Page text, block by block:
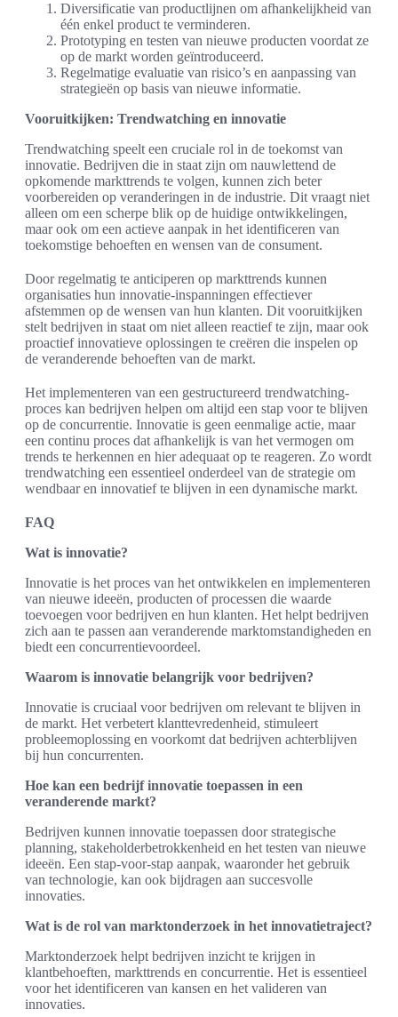
Diversificatie van productlijnen om afhankelijkheid van
één enkel product te verminderen.
Prototyping en testen van nieuwe producten voordat ze
op de markt worden geïntroduceerd.
Regelmatige evaluatie van risico’s en aanpassing van
strategieën op basis van nieuwe informatie.
Vooruitkijken: Trendwatching en innovatie
Trendwatching speelt een cruciale rol in de toekomst van
innovatie. Bedrijven die in staat zijn om nauwlettend de
opkomende markttrends te volgen, kunnen zich beter
voorbereiden op veranderingen in de industrie. Dit vraagt niet
alleen om een scherpe blik op de huidige ontwikkelingen,
maar ook om een actieve aanpak in het identificeren van
toekomstige behoeften en wensen van de consument.
Door regelmatig te anticiperen op markttrends kunnen
organisaties hun innovatie-inspanningen effectiever
afstemmen op de wensen van hun klanten. Dit vooruitkijken
stelt bedrijven in staat om niet alleen reactief te zijn, maar ook
proactief innovatieve oplossingen te creëren die inspelen op
de veranderende behoeften van de markt.
Het implementeren van een gestructureerd trendwatching-
proces kan bedrijven helpen om altijd een stap voor te blijven
op de concurrentie. Innovatie is geen eenmalige actie, maar
een continu proces dat afhankelijk is van het vermogen om
trends te herkennen en hier adequaat op te reageren. Zo wordt
trendwatching een essentieel onderdeel van de strategie om
wendbaar en innovatief te blijven in een dynamische markt.
FAQ
Wat is innovatie?
Innovatie is het proces van het ontwikkelen en implementeren
van nieuwe ideeën, producten of processen die waarde
toevoegen voor bedrijven en hun klanten. Het helpt bedrijven
zich aan te passen aan veranderende marktomstandigheden en
biedt een concurrentievoordeel.
Waarom is innovatie belangrijk voor bedrijven?
Innovatie is cruciaal voor bedrijven om relevant te blijven in
de markt. Het verbetert klanttevredenheid, stimuleert
probleemoplossing en voorkomt dat bedrijven achterblijven
bij hun concurrenten.
Hoe kan een bedrijf innovatie toepassen in een
veranderende markt?
Bedrijven kunnen innovatie toepassen door strategische
planning, stakeholderbetrokkenheid en het testen van nieuwe
ideeën. Een stap-voor-stap aanpak, waaronder het gebruik
van technologie, kan ook bijdragen aan succesvolle
innovaties.
Wat is de rol van marktonderzoek in het innovatietraject?
Marktonderzoek helpt bedrijven inzicht te krijgen in
klantbehoeften, markttrends en concurrentie. Het is essentieel
voor het identificeren van kansen en het valideren van
innovaties.